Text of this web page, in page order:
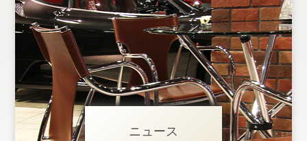
全国納車
ニュース
ギャラリー
アクセス ニュース